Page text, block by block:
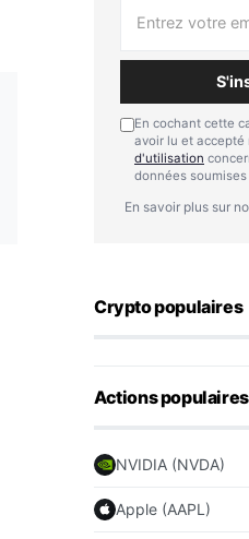
En cochant cette
avoir lu et accepté
d'utilisation
données
En savoir plus sur
Crypto populaires
Actions populaires
NVIDIA (NVDA)
Apple (AAPL)